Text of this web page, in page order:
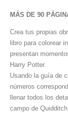
MÁS DE 90
Crea tus propias
libro para colorear
presentan
Harry Potter.
Usando la guía de
números
llenar todos los
campo de